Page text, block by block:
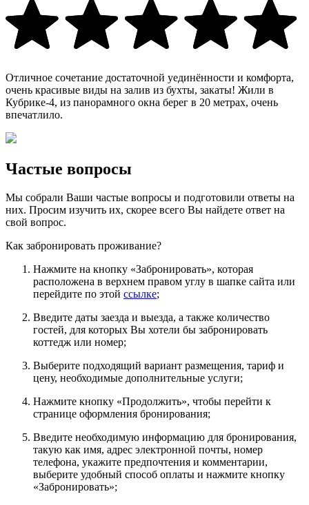
Отличное сочетание достаточной уединённости и комфорта,
очень красивые виды на залив из бухты, закаты! Жили в
Кубрике-4, из панорамного окна берег в 20 метрах, очень
впечатлило.
Частые вопросы
Мы собрали Ваши частые вопросы и подготовили ответы на
них. Просим изучить их, скорее всего Вы найдете ответ на
свой вопрос.
Как забронировать проживание?
Нажмите на кнопку «Забронировать», которая
расположена в верхнем правом углу в шапке сайта или
перейдите по этой ссылке;
Введите даты заезда и выезда, а также количество
гостей, для которых Вы хотели бы забронировать
коттедж или номер;
Выберите подходящий вариант размещения, тариф и
цену, необходимые дополнительные услуги;
Нажмите кнопку «Продолжить», чтобы перейти к
странице оформления бронирования;
Введите необходимую информацию для бронирования,
такую как имя, адрес электронной почты, номер
телефона, укажите предпочтения и комментарии,
выберите удобный способ оплаты и нажмите кнопку
«Забронировать»;